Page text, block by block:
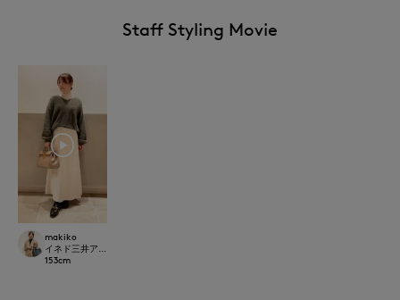
Staff Styling Movie
makiko
イネド三井アウトレットパーク多摩南大沢店
153cm